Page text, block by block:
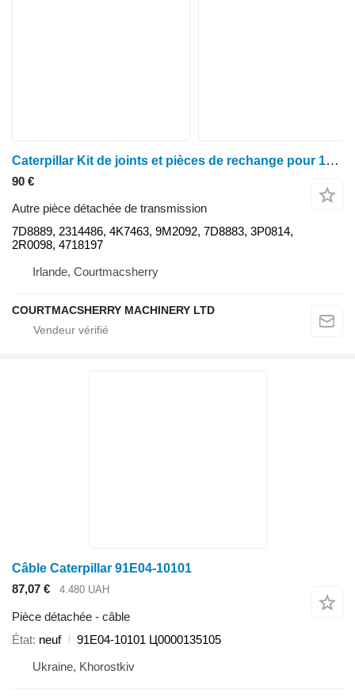
Caterpillar Kit de joints et pièces de rechange pour 140h, 140k : 7d8889, 3p0814, 4718197, 5p 7D8889
90 €
Autre pièce détachée de transmission
7D8889, 2314486, 4K7463, 9M2092, 7D8883, 3P0814,
2R0098, 4718197
Irlande, Courtmacsherry
COURTMACSHERRY MACHINERY LTD
Câble Caterpillar 91E04-10101
87,07 €
4.480 UAH
Pièce détachée - câble
État neuf
91Е04-10101 Ц0000135105
Ukraine, Khorostkiv